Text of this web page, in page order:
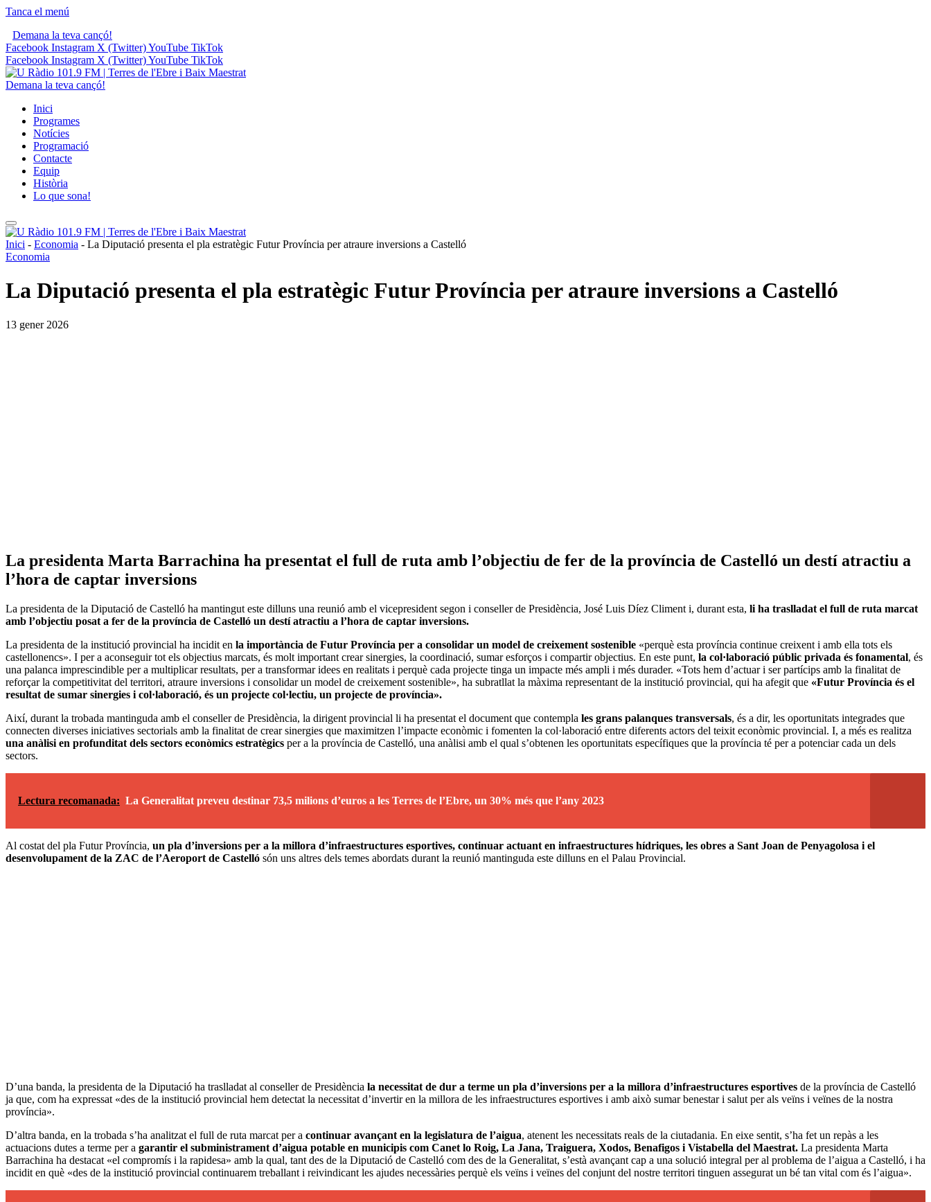
Tanca el menú
Demana la teva cançó!
Facebook Instagram X (Twitter)YouTube TikTok
Facebook Instagram X (Twitter)YouTube TikTok
Demana la teva cançó!
Inici
Programes
Notícies
Programació
Contacte
Equip
Història
Lo que sona!
Inici - Economia - La Diputació presenta el pla estratègic Futur Província per atraure inversions a Castelló
Economia
La Diputació presenta el pla estratègic Futur Província per atraure inversions a Castelló
13 gener 2026
La presidenta Marta Barrachina ha presentat el full de ruta amb l’objectiu de fer de la província de Castelló un destí atractiu a
l’hora de captar inversions
La presidenta de la Diputació de Castelló ha mantingut este dilluns una reunió amb el vicepresident segon i conseller de Presidència, José Luis Díez Climent i, durant esta, li ha traslladat el full de ruta marcat
amb l’objectiu posat a fer de la província de Castelló un destí atractiu a l’hora de captar inversions.
La presidenta de la institució provincial ha incidit en la importància de Futur Província per a consolidar un model de creixement sostenible «perquè esta província continue creixent i amb ella tots els
castellonencs». I per a aconseguir tot els objectius marcats, és molt important crear sinergies, la coordinació, sumar esforços i compartir objectius. En este punt, la col·laboració públic privada és fonamental, és
una palanca imprescindible per a multiplicar resultats, per a transformar idees en realitats i perquè cada projecte tinga un impacte més ampli i més durader. «Tots hem d’actuar i ser partícips amb la finalitat de
reforçar la competitivitat del territori, atraure inversions i consolidar un model de creixement sostenible», ha subratllat la màxima representant de la institució provincial, qui ha afegit que «Futur Província és el
resultat de sumar sinergies i col·laboració, és un projecte col·lectiu, un projecte de província».
Així, durant la trobada mantinguda amb el conseller de Presidència, la dirigent provincial li ha presentat el document que contempla les grans palanques transversals, és a dir, les oportunitats integrades que
connecten diverses iniciatives sectorials amb la finalitat de crear sinergies que maximitzen l’impacte econòmic i fomenten la col·laboració entre diferents actors del teixit econòmic provincial. I, a més es realitza
una anàlisi en profunditat dels sectors econòmics estratègics per a la província de Castelló, una anàlisi amb el qual s’obtenen les oportunitats específiques que la província té per a potenciar cada un dels
sectors.
Lectura recomanada: La Generalitat preveu destinar 73,5 milions d’euros a les Terres de l’Ebre, un 30% més que l’any 2023
Al costat del pla Futur Província, un pla d’inversions per a la millora d’infraestructures esportives, continuar actuant en infraestructures hídriques, les obres a Sant Joan de Penyagolosa i el
desenvolupament de la ZAC de l’Aeroport de Castelló són uns altres dels temes abordats durant la reunió mantinguda este dilluns en el Palau Provincial.
D’una banda, la presidenta de la Diputació ha traslladat al conseller de Presidència la necessitat de dur a terme un pla d’inversions per a la millora d’infraestructures esportives de la província de Castelló
ja que, com ha expressat «des de la institució provincial hem detectat la necessitat d’invertir en la millora de les infraestructures esportives i amb això sumar benestar i salut per als veïns i veïnes de la nostra
província».
D’altra banda, en la trobada s’ha analitzat el full de ruta marcat per a continuar avançant en la legislatura de l’aigua, atenent les necessitats reals de la ciutadania. En eixe sentit, s’ha fet un repàs a les
actuacions dutes a terme per a garantir el subministrament d’aigua potable en municipis com Canet lo Roig, La Jana, Traiguera, Xodos, Benafigos i Vistabella del Maestrat. La presidenta Marta
Barrachina ha destacat «el compromís i la rapidesa» amb la qual, tant des de la Diputació de Castelló com des de la Generalitat, s’està avançant cap a una solució integral per al problema de l’aigua a Castelló, i ha
incidit en què «des de la institució provincial continuarem treballant i reivindicant les ajudes necessàries perquè els veïns i veïnes del conjunt del nostre territori tinguen assegurat un bé tan vital com és l’aigua».